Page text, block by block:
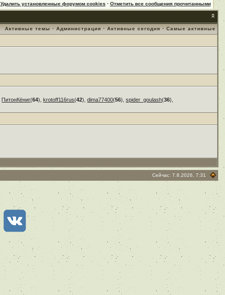
Удалить установленные форумом cookies · Отметить все сообщения прочитанными
Активные темы ·Администрация ·Активные сегодня ·Самые активные
ПитонКёниг(64),krotoff116rus(42),dima77400(56),spider_goulash(36),
Сейчас: 7.8.2026, 7:31